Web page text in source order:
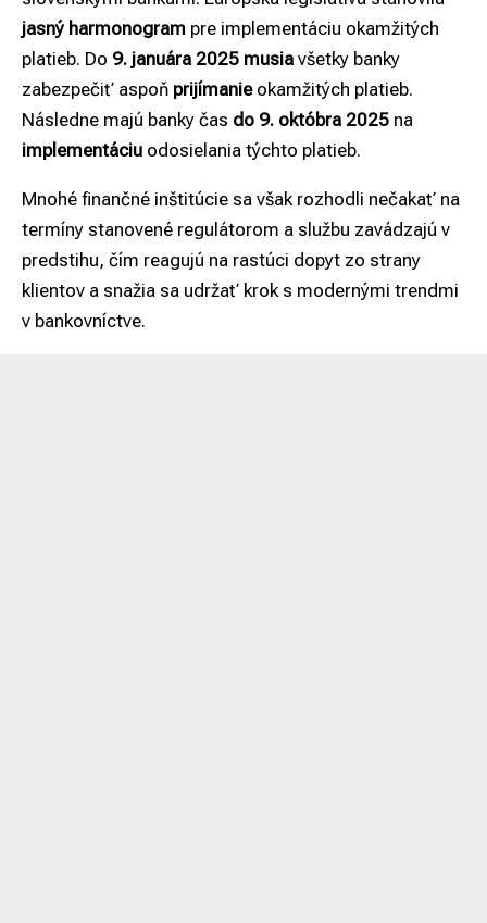
jasný harmonogram pre implementáciu okamžitých
platieb. Do 9. januára 2025 musia všetky banky
zabezpečiť aspoň prijímanieokamžitých platieb.
Následne majú banky čas do 9. októbra 2025 na
implementáciu odosielania týchto platieb.
Mnohé finančné inštitúcie sa však rozhodli nečakať na
termíny stanovené regulátorom a službu zavádzajú v
predstihu, čím reagujú na rastúci dopyt zo strany
klientov a snažia sa udržať krok s modernými trendmi
v bankovníctve.